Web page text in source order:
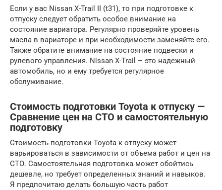
Если у вас Nissan X-Trail II (t31), то при подготовке к
отпуску следует обратить особое внимание на
состояние вариатора. Регулярно проверяйте уровень
масла в вариаторе и при необходимости заменяйте его.
Также обратите внимание на состояние подвески и
рулевого управления. Nissan X-Trail – это надежный
автомобиль, но и ему требуется регулярное
обслуживание.
Стоимость подготовки Toyota к отпуску —
Сравнение цен на СТО и самостоятельную
подготовку
Стоимость подготовки Toyota к отпуску может
варьироваться в зависимости от объема работ и цен на
СТО. Самостоятельная подготовка может обойтись
дешевле, но требует определенных знаний и навыков.
Я предпочитаю делать большую часть работ